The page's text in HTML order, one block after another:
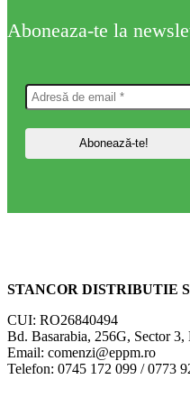
Aboneaza-te la
STANCOR DISTRIBUTIE
CUI: RO26840494
Bd. Basarabia, 256G, Sector 3,
Email: comenzi@eppm.ro
Telefon: 0745 172 099 / 0773